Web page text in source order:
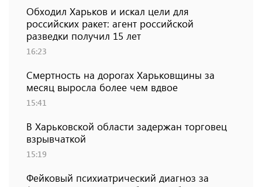
Обходил Харьков и искал цели для
российских ракет: агент российской
разведки получил 15 лет
16:23
Смертность на дорогах Харьковщины за
месяц выросла более чем вдвое
15:41
В Харьковской области задержан торговец
взрывчаткой
15:19
Фейковый психиатрический диагноз за